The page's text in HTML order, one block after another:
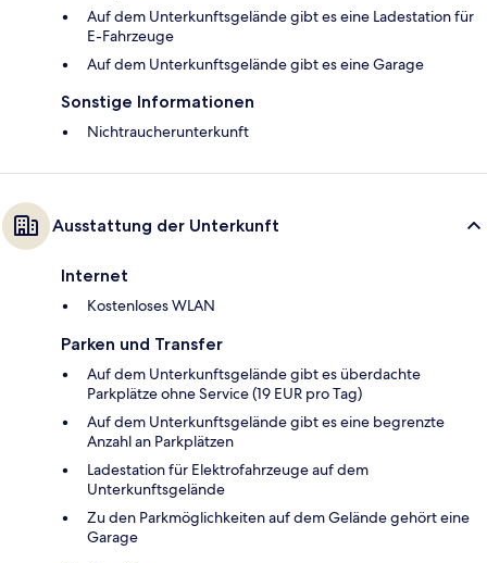
Auf dem Unterkunftsgelände gibt es eine Ladestation für
E-Fahrzeuge
Auf dem Unterkunftsgelände gibt es eine Garage
Sonstige Informationen
Nichtraucherunterkunft
Ausstattung der Unterkunft
Internet
Kostenloses WLAN
Parken und Transfer
Auf dem Unterkunftsgelände gibt es überdachte
Parkplätze ohne Service (19 EUR pro Tag)
Auf dem Unterkunftsgelände gibt es eine begrenzte
Anzahl an Parkplätzen
Ladestation für Elektrofahrzeuge auf dem
Unterkunftsgelände
Zu den Parkmöglichkeiten auf dem Gelände gehört eine
Garage